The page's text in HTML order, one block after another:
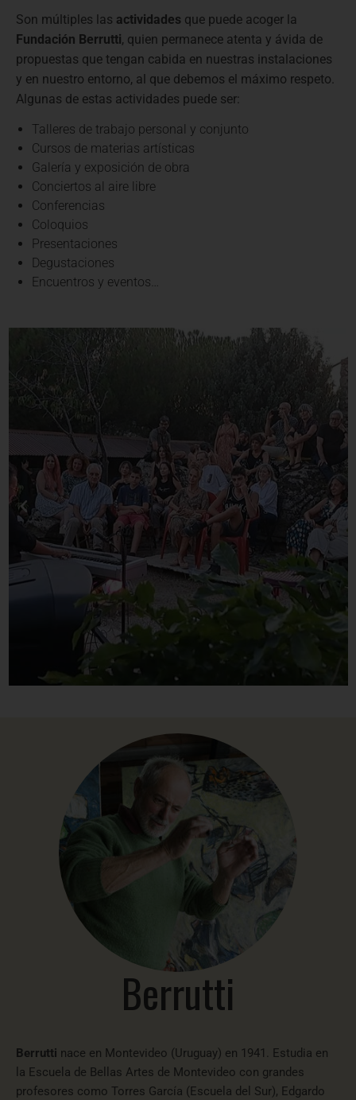
Son múltiples las actividades que puede acoger la
Fundación Berrutti, quien permanece atenta y ávida de
propuestas que tengan cabida en nuestras instalaciones
y en nuestro entorno, al que debemos el máximo respeto.
Algunas de estas actividades puede ser:
Talleres de trabajo personal y conjunto
Cursos de materias artísticas
Galería y exposición de obra
Conciertos al aire libre
Conferencias
Coloquios
Presentaciones
Degustaciones
Encuentros y eventos…
Berrutti
Berrutti nace en Montevideo (Uruguay) en 1941. Estudia en
la Escuela de Bellas Artes de Montevideo con grandes
profesores como Torres García (Escuela del Sur), Edgardo